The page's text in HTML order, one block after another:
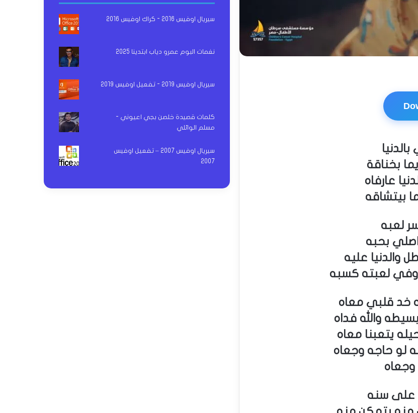
بخناقة
عارفاه
بيتشاقه
لعبه
اصلي بحبه
والدنيا عليه
لعبته كسبه
خد قلبي معاه
والله فداه
يتعبنا معاه
لو حاجه وجعاه
على سنه
سيريال اوفيس 2016 - كراك اوفيس 2016
نغمات البوم عمرو دياب ابتدينا 2025
سيريال اوفيس 2019 - تفعيل اوفيس 2019
كلمات قصيدة خلصن بجي اعيوني -
مسلم الوائلي
سيريال اوفيس 2007 – تفعيل اوفيس
2007